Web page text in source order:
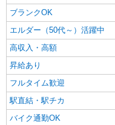
株式会社kotrio /●NG-H-
夕方ま
遇【石
時給
通費全
ブランクOK
エルダー（50代～）活躍中
高収入・高額
昇給あり
フルタイム歓迎
駅直結・駅チカ
バイク通勤OK